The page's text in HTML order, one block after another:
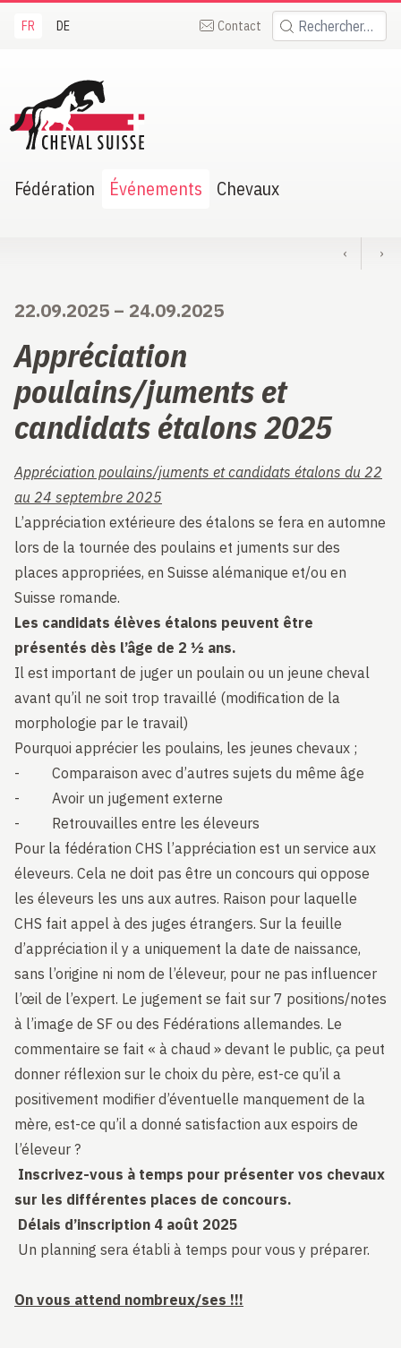
FR DE Contact Rechercher:
Suisse
Fédération Événements Chevaux
‹ ›
22.09.2025 – 24.09.2025
Appréciation
poulains/juments et
candidats étalons 2025
Appréciation poulains/juments et candidats étalons du 22
au 24 septembre 2025
L’appréciation extérieure des étalons se fera en automne
lors de la tournée des poulains et juments sur des
places appropriées, en Suisse alémanique et/ou en
Suisse romande.
Les candidats élèves étalons peuvent être
présentés dès l’âge de 2 ½ ans.
Il est important de juger un poulain ou un jeune cheval
avant qu’il ne soit trop travaillé (modification de la
morphologie par le travail)
Pourquoi apprécier les poulains, les jeunes chevaux ;
- Comparaison avec d’autres sujets du même âge
- Avoir un jugement externe
- Retrouvailles entre les éleveurs
Pour la fédération CHS l’appréciation est un service aux
éleveurs. Cela ne doit pas être un concours qui oppose
les éleveurs les uns aux autres. Raison pour laquelle
CHS fait appel à des juges étrangers. Sur la feuille
d’appréciation il y a uniquement la date de naissance,
sans l’origine ni nom de l’éleveur, pour ne pas influencer
l’œil de l’expert. Le jugement se fait sur 7 positions/notes
à l’image de SF ou des Fédérations allemandes. Le
commentaire se fait « à chaud » devant le public, ça peut
donner réflexion sur le choix du père, est-ce qu’il a
positivement modifier d’éventuelle manquement de la
mère, est-ce qu’il a donné satisfaction aux espoirs de
l’éleveur ?
Inscrivez-vous à temps pour présenter vos chevaux
sur les différentes places de concours.
Délais d’inscription 4 août 2025
Un planning sera établi à temps pour vous y préparer.
On vous attend nombreux/ses !!!